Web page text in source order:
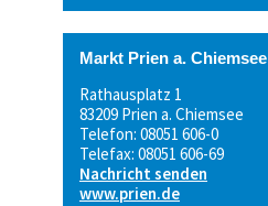
Markt Prien a. Chiemsee
Rathausplatz 1
83209 Prien a. Chiemsee
Telefon: 08051 606-0
Telefax: 08051 606-69
Nachricht senden
www.prien.de